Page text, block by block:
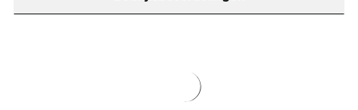
everyday’ besparen.